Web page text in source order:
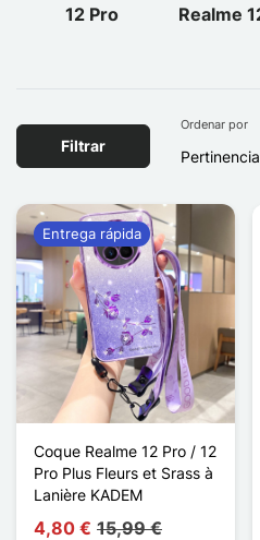
12 Pro
Realme
Filtrar
Ordenar por
Coque Realme 12 Pro / 12
Pro Plus Fleurs et Srass à
Lanière KADEM
4,80 € 15,99 €
Entrega rápida